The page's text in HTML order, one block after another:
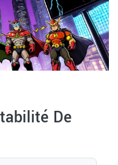
De